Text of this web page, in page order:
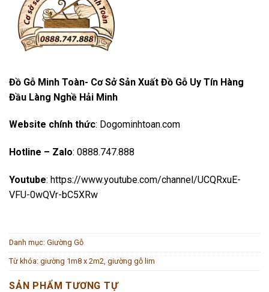
Đồ Gỗ Minh Toàn- Cơ Sở Sản Xuất Đồ Gỗ Uy Tín Hàng
Đầu Làng Nghề Hải Minh
Website chính thức: Dogominhtoan.com
Hotline – Zalo: 0888.747.888
Youtube: https://www.youtube.com/channel/UCQRxuE-
VFU-0wQVr-bC5XRw
Danh mục: Giường Gỗ
Từ khóa: giường 1m8 x 2m2 giường gỗ lim
SẢN PHẨM TƯƠNG TỰ